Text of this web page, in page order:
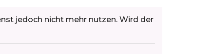
jedoch nicht mehr nutzen. Wird der